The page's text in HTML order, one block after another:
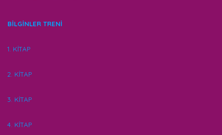
BİLGİNLER TRENİ
1. KİTAP
2. KİTAP
3. KİTAP
4. KİTAP